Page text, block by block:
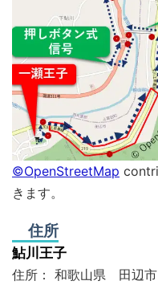
©OpenStreetMap
きます。
住所
鮎川王子
住所： 和歌山県 田辺